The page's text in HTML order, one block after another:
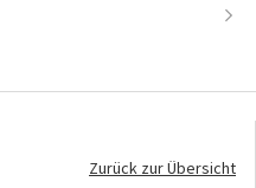
Zurück zur Übersicht